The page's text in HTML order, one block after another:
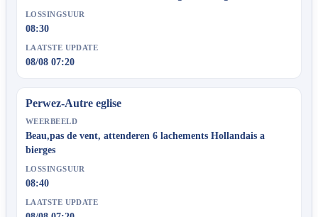
LOSSINGSUUR
08:30
LAATSTE UPDATE
08/08 07:20
Perwez-Autre eglise
WEERBEELD
Beau,pas de vent, attenderen 6 lachements Hollandais a
bierges
LOSSINGSUUR
08:40
LAATSTE UPDATE